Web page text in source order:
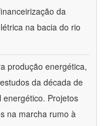
da
na bacia do rio
produção energética,
da década de
Projetos
na marcha rumo à